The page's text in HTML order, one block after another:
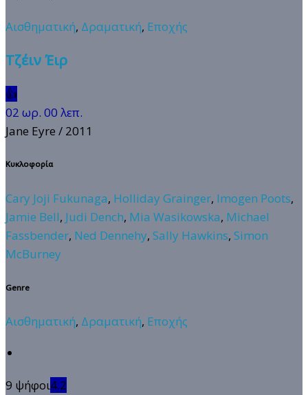
Αισθηματική, Δραματική, Εποχής
Τζέιν Έιρ
👍
02 ωρ. 00 λεπ.
Jane Eyre / 2011
Κυκλοφορία
Cary Joji Fukunaga, Holliday Grainger, Imogen Poots,
Jamie Bell, Judi Dench, Mia Wasikowska, Michael
Fassbender, Ned Dennehy, Sally Hawkins, Simon
McBurney
Genre
Αισθηματική, Δραματική, Εποχής
9 ψήφοι4.2